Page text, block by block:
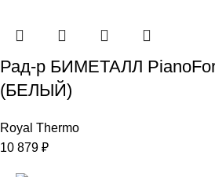
Рад-р БИМЕТАЛЛ
(БЕЛЫЙ)
Royal Thermo
10 879 ₽